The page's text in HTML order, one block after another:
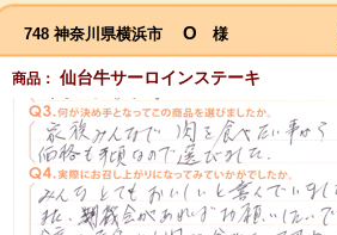
748 神奈川県横浜市 O 様
商品： 仙台牛サーロインステーキ